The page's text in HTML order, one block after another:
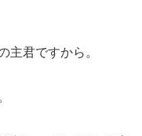
主君ですから。